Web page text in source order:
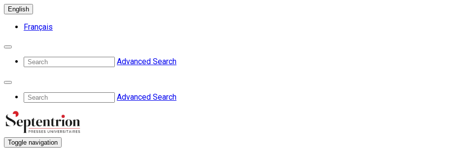
English
Français
Advanced Search
Advanced Search
Toggle navigation